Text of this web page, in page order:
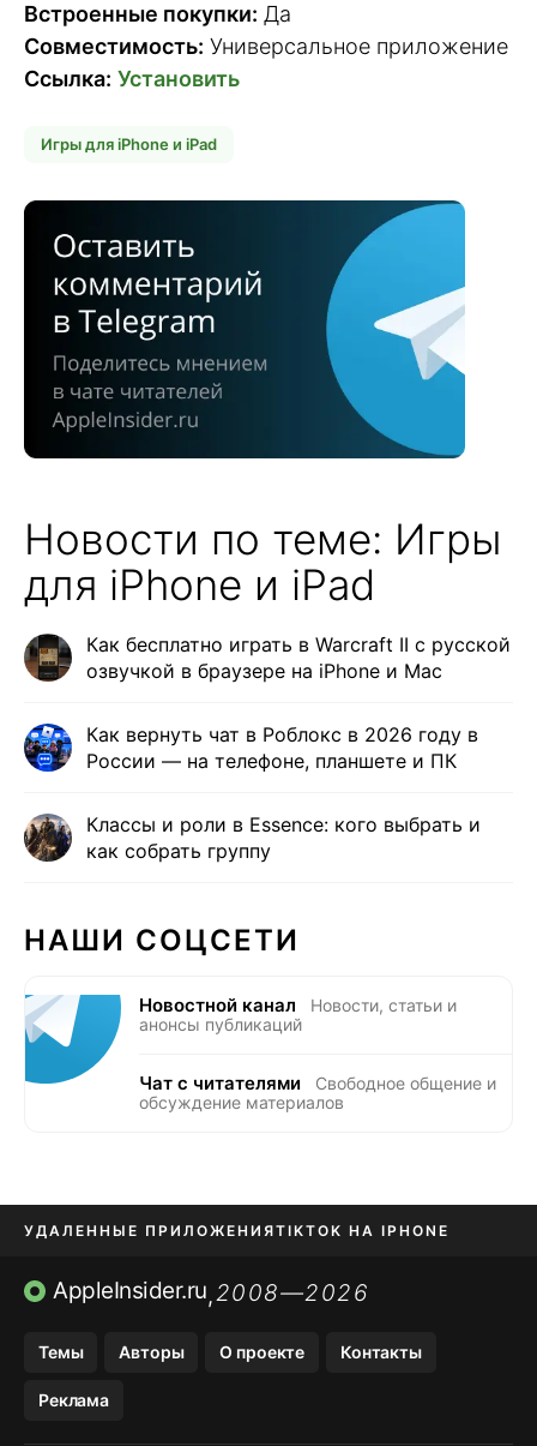
Встроенные покупки: Да
Совместимость: Универсальное приложение
Ссылка: Установить
Игры для iPhone и iPad
Новости по теме: Игры
для iPhone и iPad
Как бесплатно играть в Warcraft II с русской
озвучкой в браузере на iPhone и Mac
Как вернуть чат в Роблокс в 2026 году в
России — на телефоне, планшете и ПК
Классы и роли в Essence: кого выбрать и
как собрать группу
НАШИ СОЦСЕТИ
Новостной канал
Новости, статьи и
анонсы публикаций
Чат с читателями
Свободное общение и
обсуждение материалов
УДАЛЕННЫЕ ПРИЛОЖЕНИЯTIKTOK НА IPHONE
ПРИЛОЖЕНИЯ БЕЗ APP STORE
AppleInsider.ru,2008—2026
Темы Авторы О проекте Контакты
Реклама